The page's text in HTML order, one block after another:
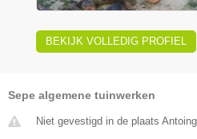
BEKIJK VOLLEDIG PROFIEL
Sepe algemene tuinwerken
Niet gevestigd in de plaats